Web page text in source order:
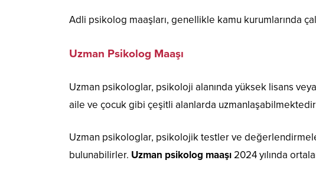
Adli psikolog maaşları, genellikle kamu kurumlarında
Uzman Psikolog Maaşı
Uzman psikologlar, psikoloji alanında yüksek lisans
aile ve çocuk gibi çeşitli alanlarda
Uzman psikologlar, psikolojik testler ve
bulunabilirler. Uzman psikolog maaşı 2024 yılında